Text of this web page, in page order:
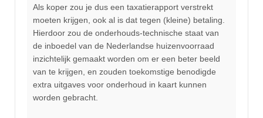
Als koper zou je dus een taxatierapport verstrekt
moeten krijgen, ook al is dat tegen (kleine) betaling.
Hierdoor zou de onderhouds-technische staat van
de inboedel van de Nederlandse huizenvoorraad
inzichtelijk gemaakt worden om er een beter beeld
van te krijgen, en zouden toekomstige benodigde
extra uitgaves voor onderhoud in kaart kunnen
worden gebracht.